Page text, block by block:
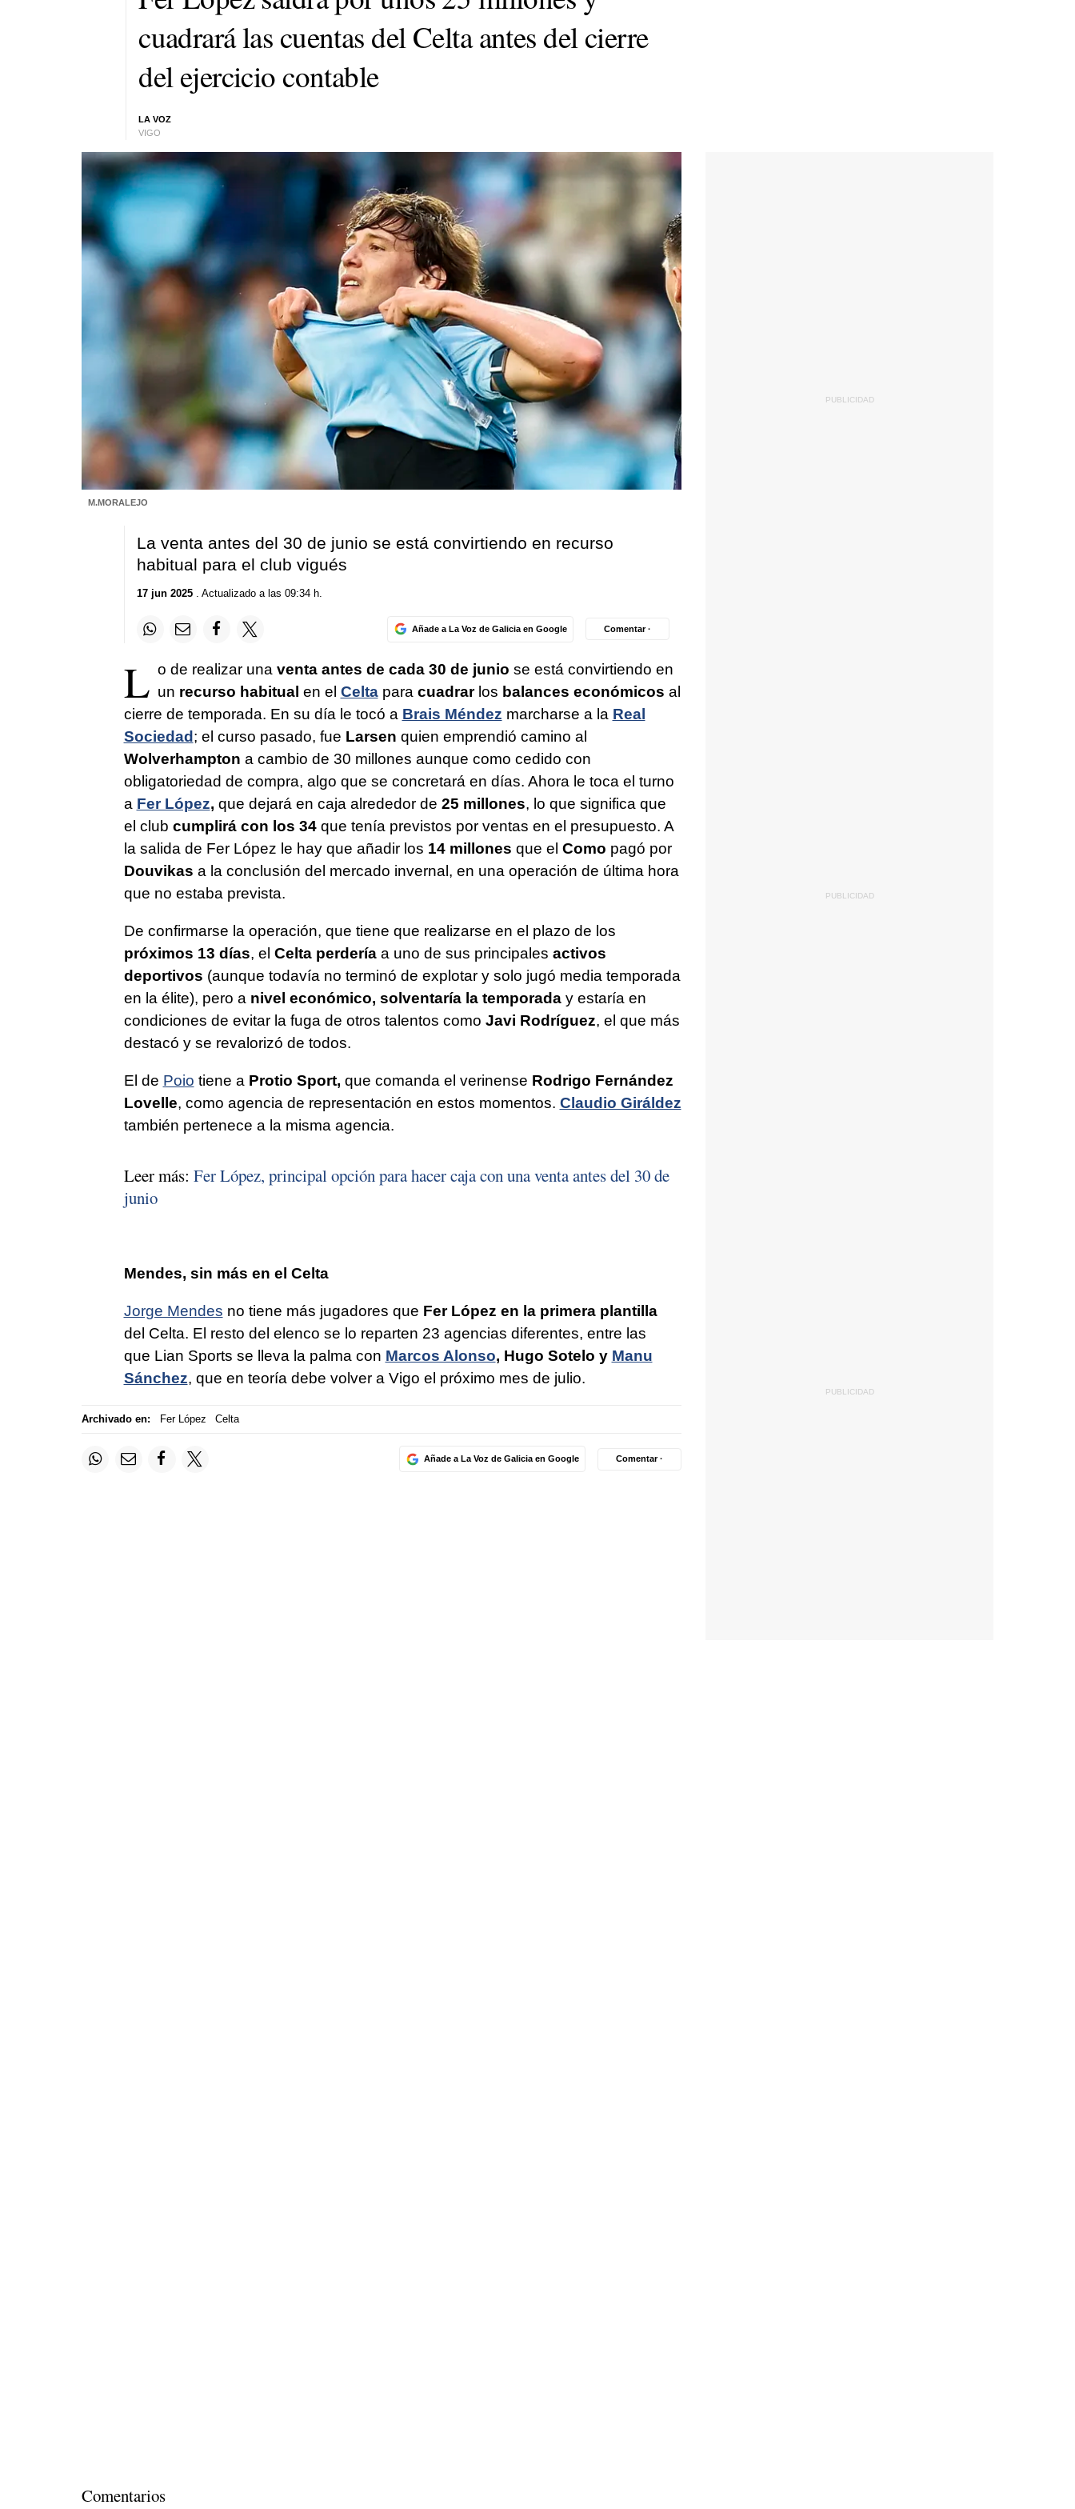
cuadrará las cuentas del Celta antes del cierre
del ejercicio contable
LA VOZ
VIGO
M.MORALEJO
La venta antes del 30 de junio se está convirtiendo en recurso
habitual para el club vigués
17 jun 2025. Actualizado a las 09:34 h.
Añade a La Voz de Galicia en Google Comentar ·
L o de realizar una venta antes de cada 30 de junio se está convirtiendo en
un recurso habitual en el Celta para cuadrarlos balances económicos al
cierre de temporada. En su día le tocó a Brais Méndez marcharse a la Real
Sociedad; el curso pasado, fue Larsen quien emprendió camino al
Wolverhampton a cambio de 30 millones aunque como cedido con
obligatoriedad de compra, algo que se concretará en días. Ahora le toca el turno
a Fer López, que dejará en caja alrededor de 25 millones, lo que significa que
el club cumplirá con los 34que tenía previstos por ventas en el presupuesto. A
la salida de Fer López le hay que añadir los 14 millones que el Como pagó por
Douvikas a la conclusión del mercado invernal, en una operación de última hora
que no estaba prevista.
De confirmarse la operación, que tiene que realizarse en el plazo de los
próximos 13 días, el Celta perderíaa uno de sus principales activos
deportivos (aunque todavía no terminó de explotar y solo jugó media temporada
en la élite), pero a nivel económico, solventaría la temporaday estaría en
condiciones de evitar la fuga de otros talentos como Javi Rodríguez, el que más
destacó y se revalorizó de todos.
El de Poio tiene a Protio Sport, que comanda el verinense Rodrigo Fernández
Lovelle, como agencia de representación en estos momentos. Claudio Giráldez
también pertenece a la misma agencia.
Leer más: Fer López, principal opción para hacer caja con una venta antes del 30 de
junio
Mendes, sin más en el Celta
Jorge Mendes no tiene más jugadores que Fer López en la primera plantilla
del Celta. El resto del elenco se lo reparten 23 agencias diferentes, entre las
que Lian Sports se lleva la palma con Marcos Alonso, Hugo Sotelo y Manu
Sánchez, que en teoría debe volver a Vigo el próximo mes de julio.
Archivado en: Fer López Celta
Añade a La Voz de Galicia en Google Comentar ·
Comentarios